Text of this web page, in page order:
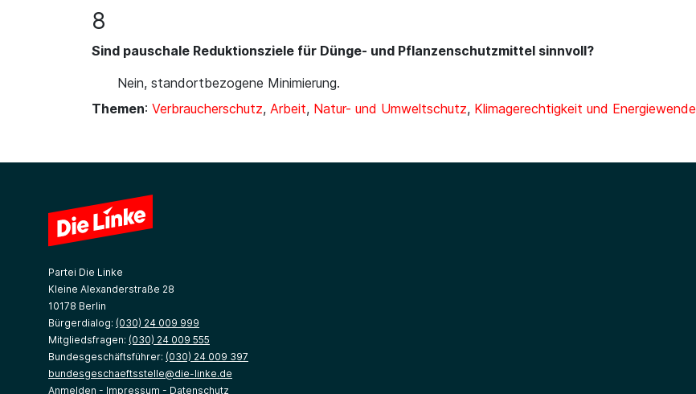
8
Sind pauschale Reduktionsziele für Dünge- und Pflanzenschutzmittel sinnvoll?
Nein, standortbezogene Minimierung.
Themen: Verbraucherschutz, Arbeit, Natur- und Umweltschutz, Klimagerechtigkeit und Energiewende
Partei Die Linke
Kleine Alexanderstraße 28
10178 Berlin
Bürgerdialog: (030) 24 009 999
Mitgliedsfragen: (030) 24 009 555
Bundesgeschäftsführer: (030) 24 009 397
bundesgeschaeftsstelle@die-linke.de
Anmelden - Impressum - Datenschutz